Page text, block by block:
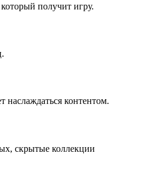
получит игру.
наслаждаться контентом.
скрытые коллекции